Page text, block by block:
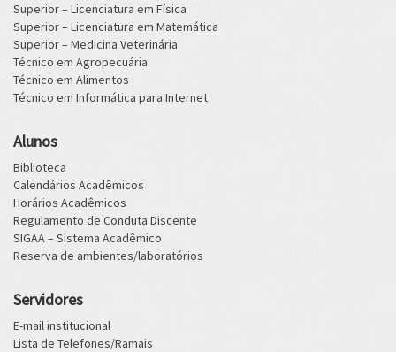
Superior – Licenciatura em Física
Superior – Licenciatura em Matemática
Superior – Medicina Veterinária
Técnico em Agropecuária
Técnico em Alimentos
Técnico em Informática para Internet
Alunos
Biblioteca
Calendários Acadêmicos
Horários Acadêmicos
Regulamento de Conduta Discente
SIGAA – Sistema Acadêmico
Reserva de ambientes/laboratórios
Servidores
E-mail institucional
Lista de Telefones/Ramais